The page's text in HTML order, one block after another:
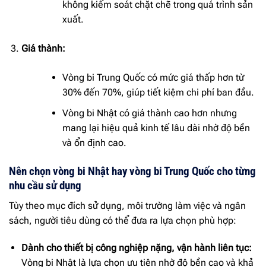
không kiểm soát chặt chẽ trong quá trình sản
xuất.
Giá thành:
Vòng bi Trung Quốc có mức giá thấp hơn từ
30% đến 70%, giúp tiết kiệm chi phí ban đầu.
Vòng bi Nhật có giá thành cao hơn nhưng
mang lại hiệu quả kinh tế lâu dài nhờ độ bền
và ổn định cao.
Nên chọn vòng bi Nhật hay vòng bi Trung Quốc cho từng
nhu cầu sử dụng
Tùy theo mục đích sử dụng, môi trường làm việc và ngân
sách, người tiêu dùng có thể đưa ra lựa chọn phù hợp:
Dành cho thiết bị công nghiệp nặng, vận hành liên tục:
Vòng bi Nhật là lựa chọn ưu tiên nhờ độ bền cao và khả